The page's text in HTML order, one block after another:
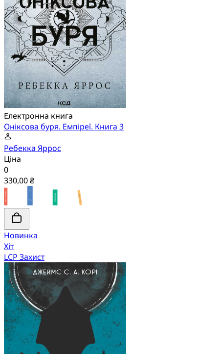
Електронна книга
Оніксова буря. Емпіреї. Книга 3
Ребекка Яррос
Ціна
0
330,00 ₴
Новинка
Хіт
LCP Захист